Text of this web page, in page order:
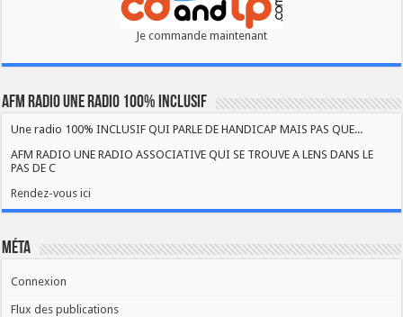
Je commande maintenant
AFM RADIO UNE RADIO 100% INCLUSIF
Une radio 100% INCLUSIF QUI PARLE DE HANDICAP MAIS PAS QUE...
AFM RADIO UNE RADIO ASSOCIATIVE QUI SE TROUVE A LENS DANS LE
PAS DE C
Rendez-vous ici
Méta
Connexion
Flux des publications